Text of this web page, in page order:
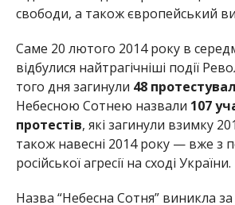
свободи, а також європейський
Саме 20 лютого 2014 року в
відбулися найтрагічніші події
того дня загинули 48
Небесною Сотнею назвали 107
протестів, які загинули взимку
також навесні 2014 року — вже з
російської агресії на сході України.
Назва “Небесна Сотня” виникла за